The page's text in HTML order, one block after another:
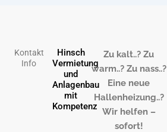
Kontakt
Info
Hinsch
Vermietung
und
Anlagenbau
mit
Kompetenz
Zu kalt..? Zu
warm..? Zu nass..?
Eine neue
Hallenheizung..?
Wir helfen –
sofort!